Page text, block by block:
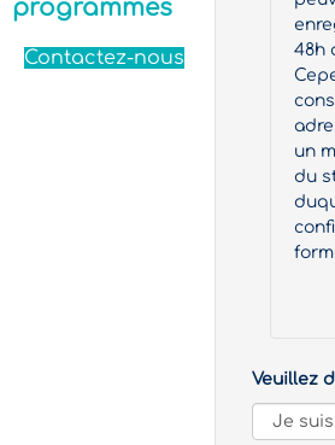
programmes
Contactez-nous
48h
un
du
Veuillez